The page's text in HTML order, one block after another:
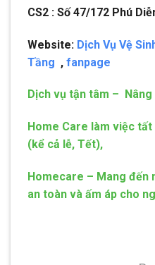
CS2 : Số 47/172 Phú
Website: Dịch Vụ Vệ
Tầng , fanpage
Dịch vụ tận tâm –
Home Care làm việc
(kể cả lễ, Tết),
Homecare – Mang đến
an toàn và ấm áp cho